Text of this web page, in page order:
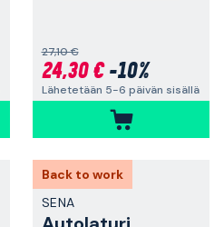
27,10 €
24,30 €-10%
Lähetetään 5-6 päivän sisällä
Back to work
SENA